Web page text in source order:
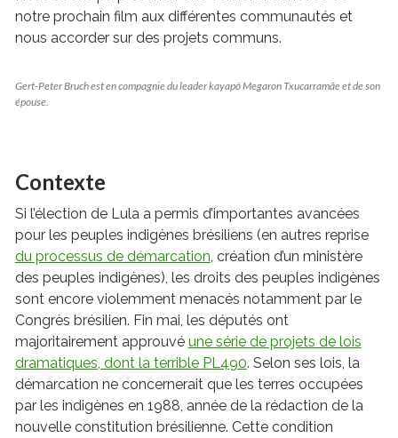
notre prochain film aux différentes communautés et
nous accorder sur des projets communs.
Gert-Peter Bruch est en compagnie du leader kayapó Megaron Txucarramãe et de son
épouse.
Contexte
Si l’élection de Lula a permis d’importantes avancées
pour les peuples indigènes brésiliens (en autres reprise
du processus de démarcation, création d’un ministère
des peuples indigènes), les droits des peuples indigènes
sont encore violemment menacés notamment par le
Congrès brésilien. Fin mai, les députés ont
majoritairement approuvé une série de projets de lois
dramatiques, dont la terrible PL490. Selon ses lois, la
démarcation ne concernerait que les terres occupées
par les indigènes en 1988, année de la rédaction de la
nouvelle constitution brésilienne. Cette condition